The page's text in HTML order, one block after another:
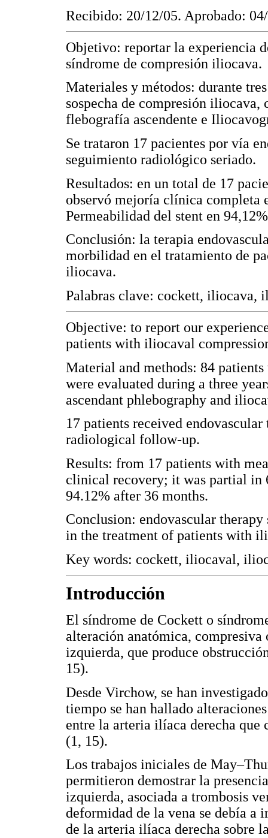
Recibido: 20/12/05. Aprobado:
Objetivo: reportar la experiencia
síndrome de compresión iliocava.
Materiales y métodos: durante
sospecha de compresión
flebografía ascendente e
Se trataron 17 pacientes por vía
seguimiento radiológico seriado.
Resultados: en un total de 17
observó mejoría clínica completa
Permeabilidad del stent en
Conclusión: la terapia
morbilidad en el tratamiento de
iliocava.
Palabras clave: cockett, iliocava,
Objective: to report our
patients with iliocaval
Material and methods: 84
were evaluated during a three
ascendant phlebography and
17 patients received
radiological follow-up.
Results: from 17 patients with
clinical recovery; it was partial in
94.12% after 36 months.
Conclusion: endovascular
in the treatment of patients with
Key words: cockett, iliocaval,
Introducción
El síndrome de Cockett o
alteración anatómica,
izquierda, que produce
15).
Desde Virchow, se han
tiempo se han hallado
entre la arteria ilíaca derecha
(1, 15).
Los trabajos iniciales de
permitieron demostrar la
izquierda, asociada a trombosis
deformidad de la vena se debía a
de la arteria ilíaca derecha sobre